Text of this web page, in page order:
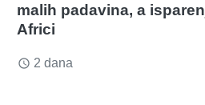
malih padavina, a
Africi
access_time 2 dana